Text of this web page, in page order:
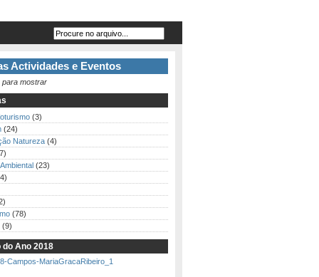
Actividades e Eventos
para mostrar
(3)
(24)
Natureza (4)
(23)
(78)
(9)
do Ano 2018